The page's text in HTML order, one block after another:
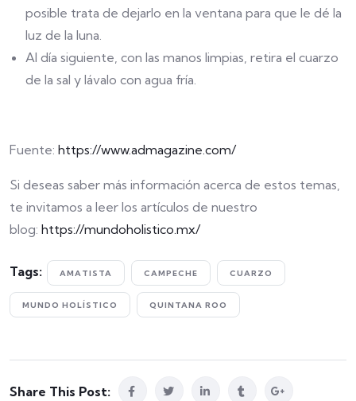
posible trata de dejarlo en la ventana para que le dé la
luz de la luna.
Al día siguiente, con las manos limpias, retira el cuarzo
de la sal y lávalo con agua fría.
Fuente: https://www.admagazine.com/
Si deseas saber más información acerca de estos temas,
te invitamos a leer los artículos de nuestro
blog: https://mundoholistico.mx/
Tags: AMATISTA CAMPECHE CUARZO
MUNDO HOLÍSTICO QUINTANA ROO
Share This Post: